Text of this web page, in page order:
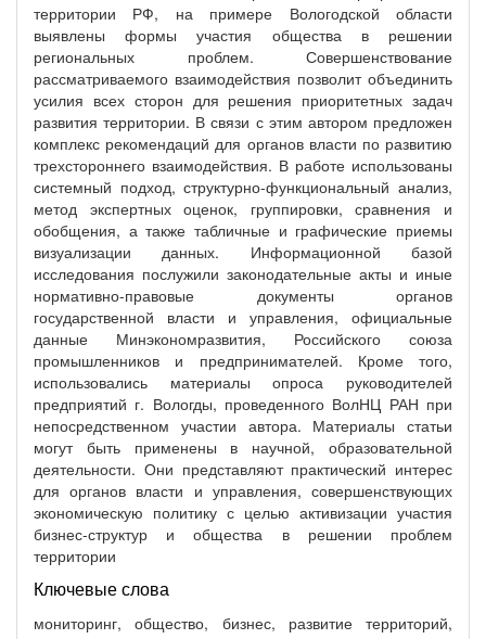
территории РФ, на примере Вологодской области
выявлены формы участия общества в решении
региональных проблем. Совершенствование
рассматриваемого взаимодействия позволит объединить
усилия всех сторон для решения приоритетных задач
развития территории. В связи с этим автором предложен
комплекс рекомендаций для органов власти по развитию
трехстороннего взаимодействия. В работе использованы
системный подход, структурно-функциональный анализ,
метод экспертных оценок, группировки, сравнения и
обобщения, а также табличные и графические приемы
визуализации данных. Информационной базой
исследования послужили законодательные акты и иные
нормативно-правовые документы органов
государственной власти и управления, официальные
данные Минэкономразвития, Российского союза
промышленников и предпринимателей. Кроме того,
использовались материалы опроса руководителей
предприятий г. Вологды, проведенного ВолНЦ РАН при
непосредственном участии автора. Материалы статьи
могут быть применены в научной, образовательной
деятельности. Они представляют практический интерес
для органов власти и управления, совершенствующих
экономическую политику с целью активизации участия
бизнес-структур и общества в решении проблем
территории
Ключевые слова
мониторинг, общество, бизнес, развитие территорий,